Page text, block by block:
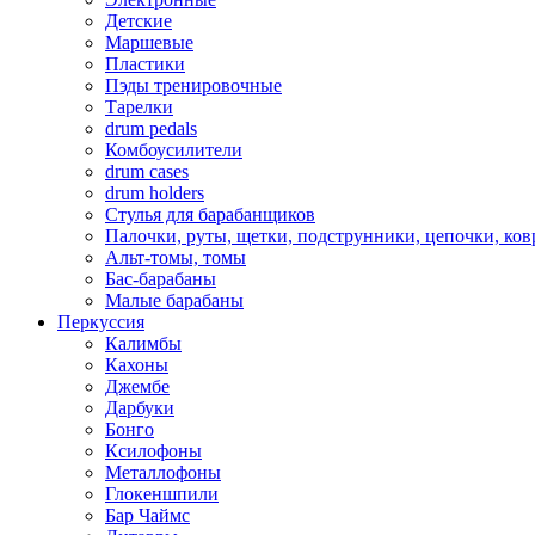
Детские
Маршевые
Пластики
Пэды тренировочные
Тарелки
drum pedals
Комбоусилители
drum cases
drum holders
Стулья для барабанщиков
Палочки, руты, щетки, подструнники, цепочки,
Альт-томы, томы
Бас-барабаны
Малые барабаны
Перкуссия
Калимбы
Кахоны
Джембе
Дарбуки
Бонго
Ксилофоны
Металлофоны
Глокеншпили
Бар Чаймс